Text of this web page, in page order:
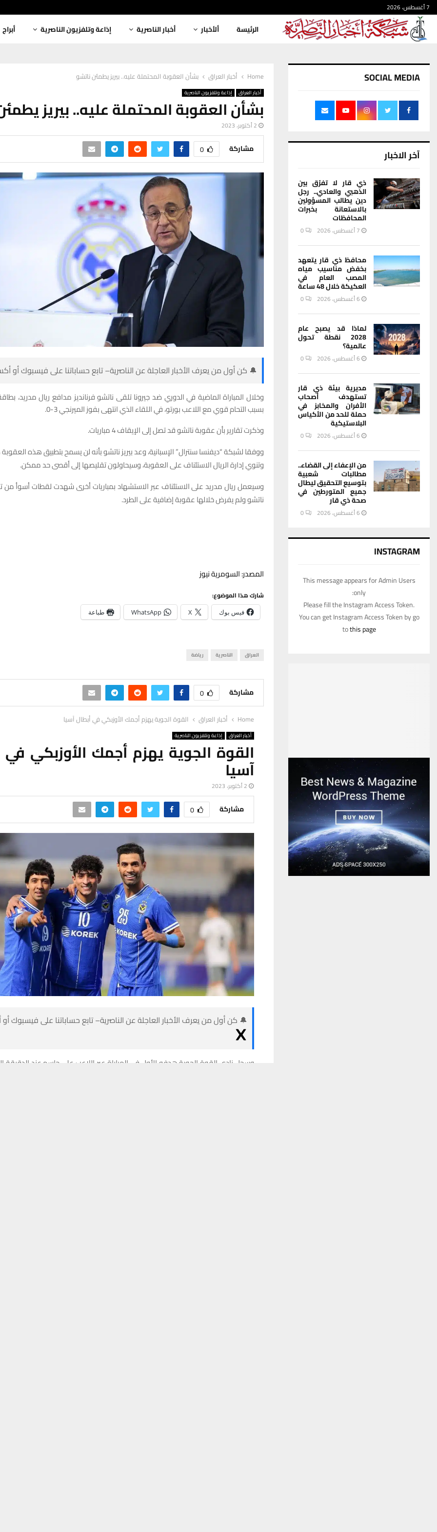
7 أغسطس، 2026
الرئيسة ألأخبار أخبار الناصرية إذاعة وتلفزيون الناصرية أبراج
Home أخبار العراق بشأن العقوبة المحتملة عليه.. بيريز يطمئن ناتشو
أخبار العراق إذاعة وتلفزيون الناصرية
بشأن العقوبة المحتملة عليه.. بيريز
2 أكتوبر، 2023
مشاركة 0
🔔 كن أول من يعرف الأخبار العاجلة عن الناصرية– تابع حساباتنا على فيسبوك أو
وخلال المباراة الماضية في الدوري ضد جيرونا تلقى ناتشو فرنانديز مدافع ريال مدريد،
بسبب التحام قوي مع اللاعب بورتو، في اللقاء الذي انتهى بفوز الميرنجي 3-0.
وذكرت تقارير بأن عقوبة ناتشو قد تصل إلى الإيقاف 4 مباريات.
ووفقا لشبكة “ديفنسا سنترال” الإسبانية، وعد بيريز ناتشو بأنه لن يسمح بتطبيق هذه
وتنوي إدارة الريال الاستئناف على العقوبة، وسيحاولون تقليصها إلى أقصى حد ممكن.
وسيعمل ريال مدريد على الاستئناف عبر الاستشهاد بمباريات أخرى شهدت لقطات أسوأ من
ناتشو ولم يفرض خلالها عقوبة إضافية على الطرد.
المصدر: السومرية نيوز
شارك هذا الموضوع:
فيس بوك X
WhatsApp طباعة
العراق الناصرية رياضة
مشاركة 0
Home أخبار العراق القوة الجوية يهزم أجمك الأوزبكي في أبطال آسيا
أخبار العراق إذاعة وتلفزيون الناصرية
القوة الجوية يهزم أجمك الأوزبكي في
آسيا
2 أكتوبر، 2023
مشاركة 0
🔔 كن أول من يعرف الأخبار العاجلة عن الناصرية– تابع حساباتنا على فيسبوك
وسجل نادي القوة الجوية هدفه الأول في المباراة عبر اللاعب علي جاسم عند الدقيقة
SOCIAL MEDIA
آخر الاخبار
ذي قار لا تفرّق بين
الذهبي والعادي.. رجل
دين يطالب المسؤولين
بالاستعانة بخبرات
المحافظات
7 أغسطس، 2026 0
محافظ ذي قار يتعهد
بخفض مناسيب مياه
المصب العام في
العكيكة خلال 48 ساعة
6 أغسطس، 2026 0
لماذا قد يصبح عام
2028 نقطة تحول
عالمية؟
6 أغسطس، 2026 0
مديرية بيئة ذي قار
تستهدف أصحاب
الأفران والمخابز في
حملة للحد من الأكياس
البلاستيكية
6 أغسطس، 2026 0
من الإعفاء إلى القضاء..
مطالبات شعبية
بتوسيع التحقيق ليطال
جميع المتورطين في
صحة ذي قار
6 أغسطس، 2026 0
INSTAGRAM
This message appears for Admin Users
only:
Please fill the Instagram Access Token.
You can get Instagram Access Token by go
tothis page